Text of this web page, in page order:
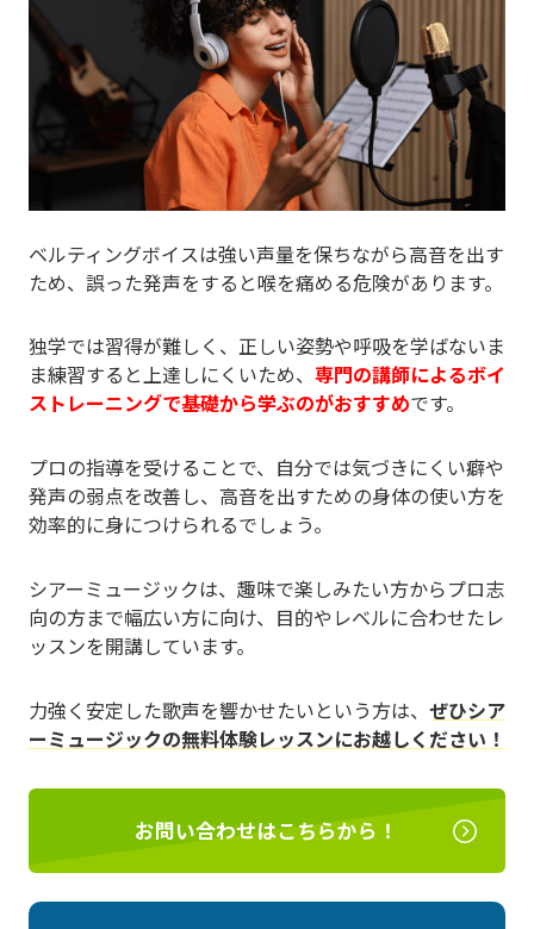
ベルティングボイスは強い声量を保ちながら高音を出す
ため、誤った発声をすると喉を痛める危険があります。
独学では習得が難しく、正しい姿勢や呼吸を学ばないま
ま練習すると上達しにくいため、 専門の講師によるボイ
ストレーニングで基礎から学ぶのがおすすめです。
プロの指導を受けることで、自分では気づきにくい癖や
発声の弱点を改善し、高音を出すための身体の使い方を
効率的に身につけられるでしょう。
シアーミュージックは、趣味で楽しみたい方からプロ志
向の方まで幅広い方に向け、目的やレベルに合わせたレ
ッスンを開講しています。
力強く安定した歌声を響かせたいという方は、 ぜひシア
ーミュージックの無料体験レッスンにお越しください！
お問い合わせはこちらから！